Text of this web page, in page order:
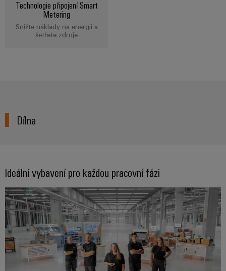
Technologie připojení Smart
Metering
Snižte náklady na energii a
šetřete zdroje
Dílna
Ideální vybavení pro každou pracovní fázi